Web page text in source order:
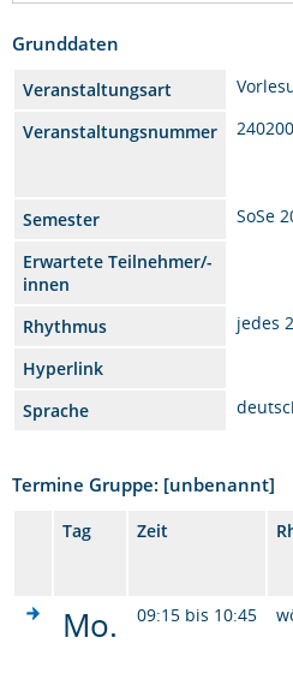
Grunddaten
Veranstaltungsart
Veranstaltungsnummer
Semester
SoSe
Erwartete Teilnehmer/-
innen
Rhythmus
jedes
Hyperlink
Sprache
Termine Gruppe: [unbenannt]
Tag Zeit
Mo. 09:15 bis 10:45